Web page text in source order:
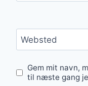
Websted
Gem mit navn,
til næste gang